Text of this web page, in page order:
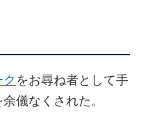
をお尋ね者として手
儀なくされた。